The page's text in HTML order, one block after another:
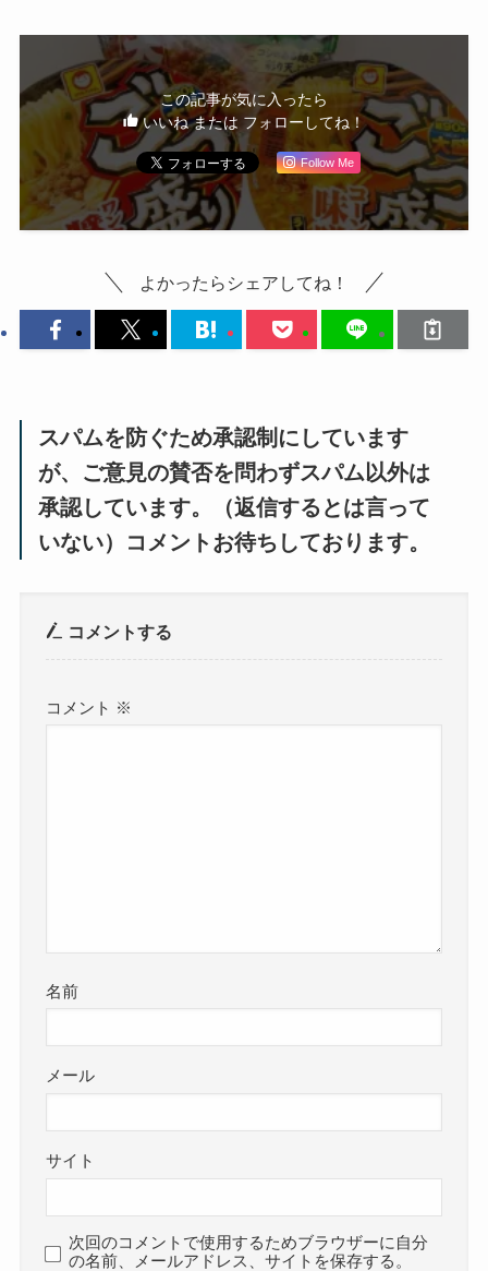
この記事が気に入ったら
いいね または フォローしてね！
Follow Me
よかったらシェアしてね！
スパムを防ぐため承認制にしています
が、ご意見の賛否を問わずスパム以外は
承認しています。（返信するとは言って
いない）コメントお待ちしております。
コメントする
コメント ※
名前
メール
サイト
次回のコメントで使用するためブラウザーに自分
の名前、メールアドレス、サイトを保存する。